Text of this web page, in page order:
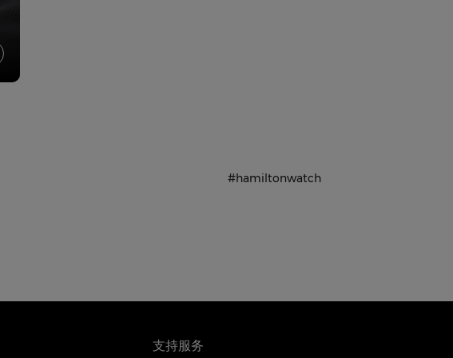
#hamiltonwatch
支持服务